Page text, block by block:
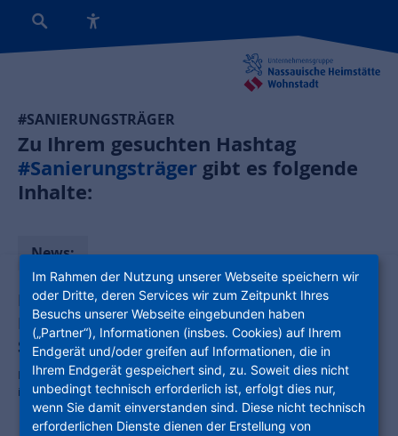
#SANIERUNGSTRÄGER
Zu Ihrem gesuchten Hashtag
#Sanierungsträger gibt es folgende
Inhalte:
News:
Kultur-Jugendherberge Gotha eröffnet:
Paradebeispiel für komplexe
Stadtentwicklung
Nach fast 25 Jahren hat Gotha wieder eine Jugendherberge – mitten
in der historischen Altstadt.
Im Rahmen der Nutzung unserer Webseite speichern wir
oder Dritte, deren Services wir zum Zeitpunkt Ihres
Besuchs unserer Webseite eingebunden haben
(„Partner“), Informationen (insbes. Cookies) auf Ihrem
Endgerät und/oder greifen auf Informationen, die in
Ihrem Endgerät gespeichert sind, zu. Soweit dies nicht
unbedingt technisch erforderlich ist, erfolgt dies nur,
wenn Sie damit einverstanden sind. Diese nicht technisch
erforderlichen Dienste dienen der Erstellung von